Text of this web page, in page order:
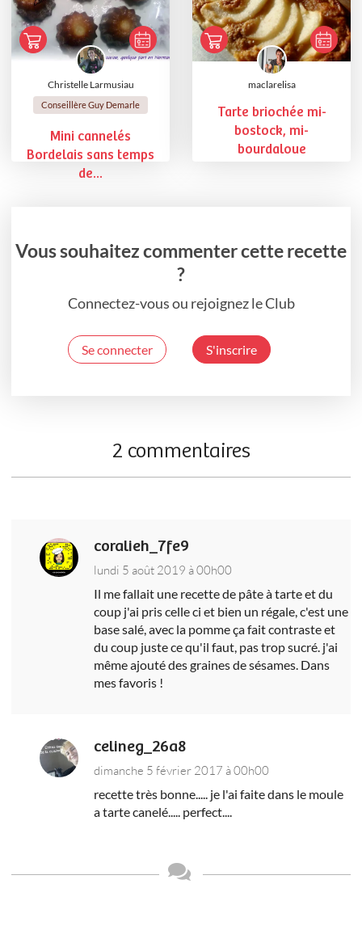
Christelle Larmusiau
Conseillère Guy Demarle
Mini cannelés
Bordelais sans temps
de...
maclarelisa
Tarte briochée mi-
bostock, mi-
bourdaloue
Vous souhaitez commenter cette recette
?
Connectez-vous ou rejoignez le Club
Se connecter S'inscrire
2 commentaires
coralieh_7fe9
lundi 5 août 2019 à 00h00
Il me fallait une recette de pâte à tarte et du
coup j'ai pris celle ci et bien un régale, c'est une
base salé, avec la pomme ça fait contraste et
du coup juste ce qu'il faut, pas trop sucré. j'ai
même ajouté des graines de sésames. Dans
mes favoris !
celineg_26a8
dimanche 5 février 2017 à 00h00
recette très bonne..... je l'ai faite dans le moule
a tarte canelé..... perfect....